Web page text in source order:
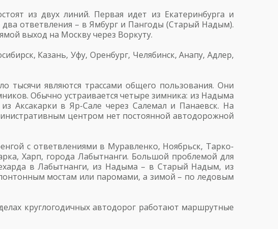
из двух линий. Первая идет из Екатеринбурга и
ответвления – в Ямбург и Пангоды (Старый Надым).
выход на Москву через Воркуту.
Казань, Уфу, Оренбург, Челябинск, Анапу, Адлер,
тысячи являются трассами общего пользования. Они
Обычно устраивается четыре зимника: из Надыма
Аксакарки в Яр-Сале через Салемал и Панаевск. На
центром нет постоянной автодорожной
с ответвлениями в Муравленко, Ноябрьск, Тарко-
Харп, города Лабытнанги. Большой проблемой для
в Лабытнанги, из Надыма – в Старый Надым, из
мостам или паромами, а зимой – по ледовым
круглогодичных автодорог работают маршрутные